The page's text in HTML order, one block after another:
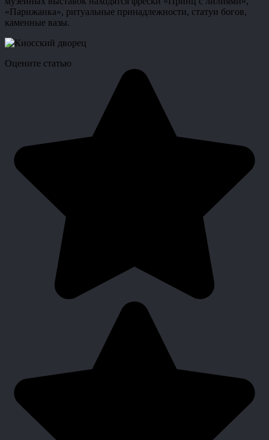
«Парижанка», ритуальные принадлежности, статуи богов,
каменные вазы.
Оцените статью